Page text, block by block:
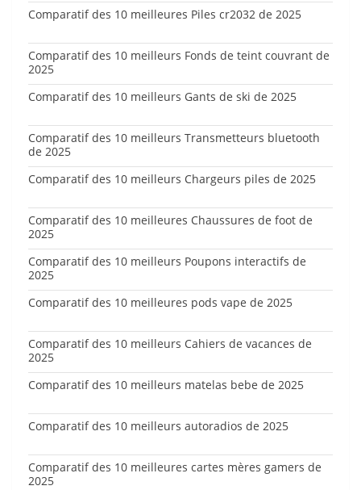
Comparatif des 10 meilleures Piles cr2032 de 2025
Comparatif des 10 meilleurs Fonds de teint couvrant de
2025
Comparatif des 10 meilleurs Gants de ski de 2025
Comparatif des 10 meilleurs Transmetteurs bluetooth
de 2025
Comparatif des 10 meilleurs Chargeurs piles de 2025
Comparatif des 10 meilleures Chaussures de foot de
2025
Comparatif des 10 meilleurs Poupons interactifs de
2025
Comparatif des 10 meilleures pods vape de 2025
Comparatif des 10 meilleurs Cahiers de vacances de
2025
Comparatif des 10 meilleurs matelas bebe de 2025
Comparatif des 10 meilleurs autoradios de 2025
Comparatif des 10 meilleures cartes mères gamers de
2025